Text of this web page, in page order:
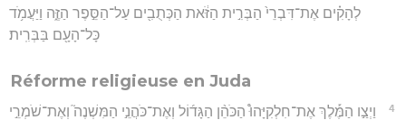
לְהָקִ֗ים אֶת־דִּבְרֵי֙ הַבְּרִ֣ית הַזֹּ֔את הַכְּתֻבִ֖ים עַל־הַסֵּ֣פֶר הַזֶּ֑ה וַיַּעֲמֹ֥ד
כָּל־הָעָ֖ם בַּבְּרִֽית׃
Réforme religieuse en Juda
4
וַיְצַ֣ו הַמֶּ֡לֶךְ אֶת־חִלְקִיָּהוּ֩ הַכֹּהֵ֨ן הַגָּד֜וֹל וְאֶת־כֹּהֲנֵ֣י הַמִּשְׁנֶה֮ וְאֶת־שֹׁמְרֵ֣י